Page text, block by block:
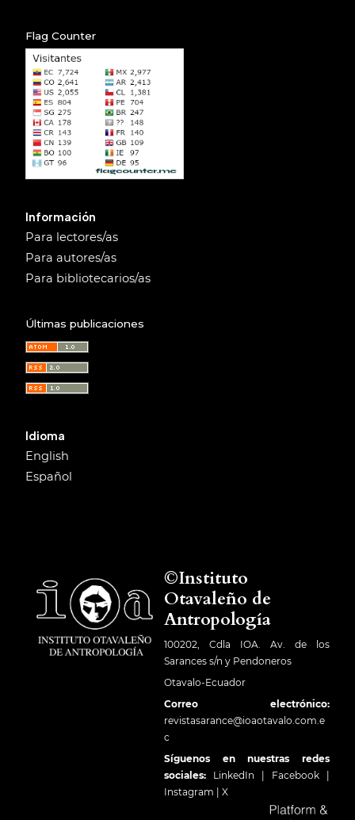
Flag Counter
Información
Para lectores/as
Para autores/as
Para bibliotecarios/as
Últimas publicaciones
Idioma
English
Español
©Instituto
Otavaleño de
Antropología
100202, Cdla IOA. Av. de los
Sarances s/n y Pendoneros
Otavalo-Ecuador
Correo electrónico:
revistasarance@ioaotavalo.com.e
c
Síguenos en nuestras redes
sociales: LinkedIn | Facebook |
Instagram | X